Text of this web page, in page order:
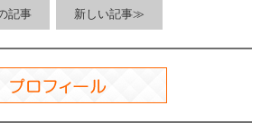
記事 新しい記事≫